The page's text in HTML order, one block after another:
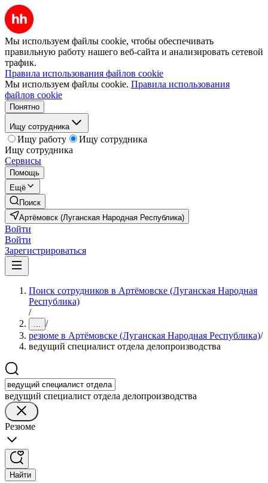
Мы используем файлы cookie, чтобы обеспечивать
правильную работу нашего веб-сайта и анализировать сетевой
трафик.
Правила использования файлов cookie
Мы используем файлы cookie. Правила использования
файлов cookie
Понятно
Ищу сотрудника
Ищу работу
Ищу сотрудника
Ищу сотрудника
Сервисы
Помощь
Ещё
Поиск
Артёмовск (Луганская Народная Республика)
Войти
Войти
Зарегистрироваться
Поиск сотрудников в Артёмовске (Луганская Народная
Республика)
/
... /
резюме в Артёмовске (Луганская Народная Республика)/
ведущий специалист отдела делопроизводства
ведущий специалист отдела делопроизводства
Резюме
Найти